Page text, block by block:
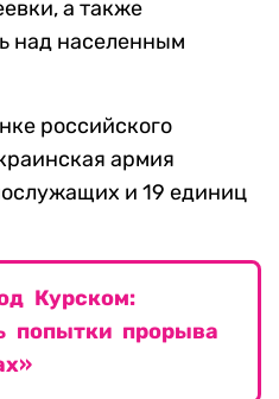
а также
над населенным
российского
армия
и 19 единиц
Курском:
попытки прорыва